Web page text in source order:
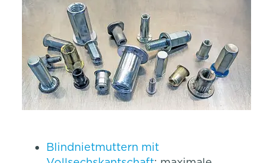
Blindnietmuttern mit